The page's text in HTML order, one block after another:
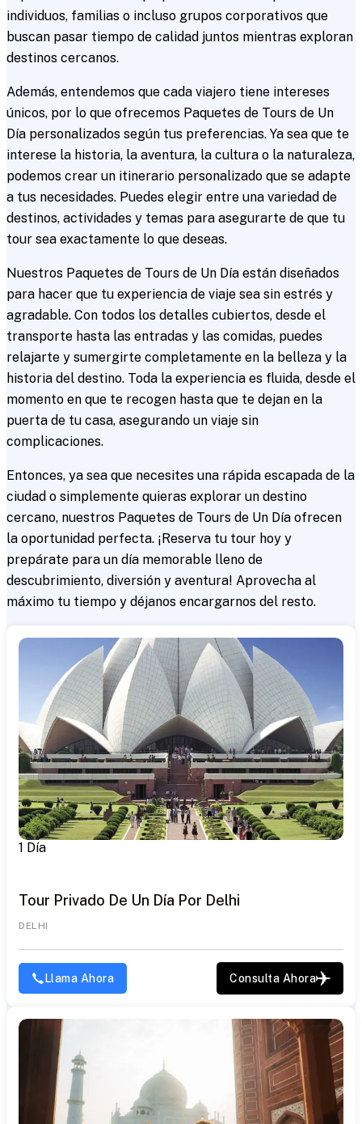
individuos, familias o incluso grupos corporativos que
buscan pasar tiempo de calidad juntos mientras exploran
destinos cercanos.
Además, entendemos que cada viajero tiene intereses
únicos, por lo que ofrecemos Paquetes de Tours de Un
Día personalizados según tus preferencias. Ya sea que te
interese la historia, la aventura, la cultura o la naturaleza,
podemos crear un itinerario personalizado que se adapte
a tus necesidades. Puedes elegir entre una variedad de
destinos, actividades y temas para asegurarte de que tu
tour sea exactamente lo que deseas.
Nuestros Paquetes de Tours de Un Día están diseñados
para hacer que tu experiencia de viaje sea sin estrés y
agradable. Con todos los detalles cubiertos, desde el
transporte hasta las entradas y las comidas, puedes
relajarte y sumergirte completamente en la belleza y la
historia del destino. Toda la experiencia es fluida, desde el
momento en que te recogen hasta que te dejan en la
puerta de tu casa, asegurando un viaje sin
complicaciones.
Entonces, ya sea que necesites una rápida escapada de la
ciudad o simplemente quieras explorar un destino
cercano, nuestros Paquetes de Tours de Un Día ofrecen
la oportunidad perfecta. ¡Reserva tu tour hoy y
prepárate para un día memorable lleno de
descubrimiento, diversión y aventura! Aprovecha al
máximo tu tiempo y déjanos encargarnos del resto.
1 Día
Tour Privado De Un Día Por Delhi
DELHI
Llama Ahora Consulta Ahora